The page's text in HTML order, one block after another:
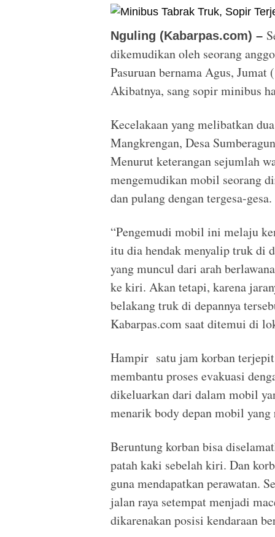
Nguling (Kabarpas.com) –
dikemudikan oleh seorang
Pasuruan bernama Agus,
Akibatnya, sang sopir minibus
Kecelakaan yang melibatkan
Mangkrengan, Desa
Menurut keterangan sejumlah
mengemudikan mobil seorang
dan pulang dengan tergesa-gesa.
“Pengemudi mobil ini melaju
itu dia hendak menyalip truk di
yang muncul dari arah
ke kiri. Akan tetapi, karena
belakang truk di depannya
Kabarpas.com saat ditemui di
Hampir satu jam korban
membantu proses evakuasi
dikeluarkan dari dalam mobil
menarik body depan mobil yang
Beruntung korban bisa
patah kaki sebelah kiri. Dan
guna mendapatkan perawatan.
jalan raya setempat menjadi
dikarenakan posisi kendaraan